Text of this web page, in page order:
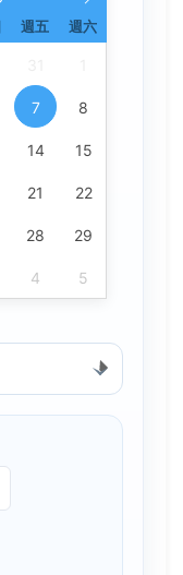
週五 週六
7 8
14 15
21 22
28 29
4 5